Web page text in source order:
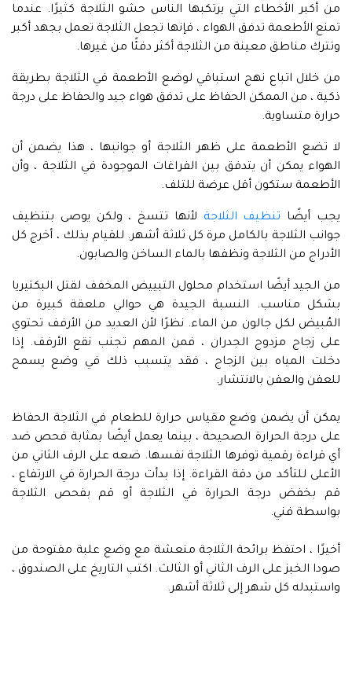
من أكبر الأخطاء التي يرتكبها الناس حشو الثلاجة كثيرًا. عندما
تمنع الأطعمة تدفق الهواء ، فإنها تجعل الثلاجة تعمل بجهد أكبر
وتترك مناطق معينة من الثلاجة أكثر دفئًا من غيرها.
من خلال اتباع نهج استباقي لوضع الأطعمة في الثلاجة بطريقة
ذكية ، من الممكن الحفاظ على تدفق هواء جيد والحفاظ على درجة
حرارة متساوية.
لا تضع الأطعمة على ظهر الثلاجة أو جوانبها ، هذا يضمن أن
الهواء يمكن أن يتدفق بين الفراغات الموجودة في الثلاجة ، وأن
الأطعمة ستكون أقل عرضة للتلف.
يجب أيضًا تنظيف الثلاجة لأنها تتسخ ، ولكن يوصى بتنظيف
جوانب الثلاجة بالكامل مرة كل ثلاثة أشهر. للقيام بذلك ، أخرج كل
الأدراج من الثلاجة ونظفها بالماء الساخن والصابون.
من الجيد أيضًا استخدام محلول التبييض المخفف لقتل البكتيريا
بشكل مناسب. النسبة الجيدة هي حوالي ملعقة كبيرة من
المُبيض لكل جالون من الماء. نظرًا لأن العديد من الأرفف تحتوي
على زجاج مزدوج الجدران ، فمن المهم تجنب نقع الأرفف. إذا
دخلت المياه بين الزجاج ، فقد يتسبب ذلك في وضع يسمح
للعفن والعفن بالانتشار.
يمكن أن يضمن وضع مقياس حرارة للطعام في الثلاجة الحفاظ
على درجة الحرارة الصحيحة ، بينما يعمل أيضًا بمثابة فحص ضد
أي قراءة رقمية توفرها الثلاجة نفسها. ضعه على الرف الثاني من
الأعلى للتأكد من دقة القراءة. إذا بدأت درجة الحرارة في الارتفاع ،
قم بخفض درجة الحرارة في الثلاجة أو قم بفحص الثلاجة
بواسطة فني.
أخيرًا ، احتفظ برائحة الثلاجة منعشة مع وضع علبة مفتوحة من
صودا الخبز على الرف الثاني أو الثالث. اكتب التاريخ على الصندوق ،
واستبدله كل شهر إلى ثلاثة أشهر.